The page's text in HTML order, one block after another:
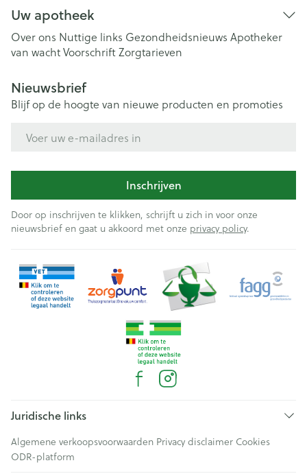
Uw apotheek
Over ons Nuttige links Gezondheidsnieuws Apotheker
van wachtVoorschriftZorgtarieven
Nieuwsbrief
Blijf op de hoogte van nieuwe producten en promoties
Inschrijven
Door op inschrijven te klikken, schrijft u zich in voor onze
nieuwsbrief en gaat u akkoord met onze privacy policy.
Juridische links
Algemene verkoopsvoorwaarden Privacy disclaimer Cookies
ODR-platform